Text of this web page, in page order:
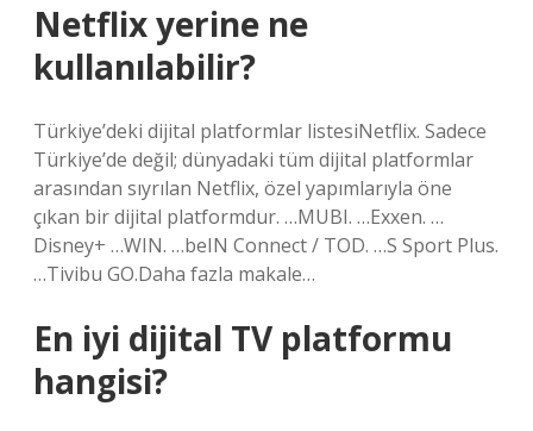
Netflix yerine ne
kullanılabilir?
Türkiye’deki dijital platformlar listesiNetflix. Sadece
Türkiye’de değil; dünyadaki tüm dijital platformlar
arasından sıyrılan Netflix, özel yapımlarıyla öne
çıkan bir dijital platformdur. …MUBI. …Exxen. …
Disney+ …WIN. …beIN Connect / TOD. …S Sport Plus.
…Tivibu GO.Daha fazla makale…
En iyi dijital TV platformu
hangisi?